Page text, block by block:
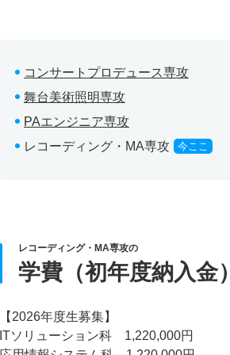
コンサートプロデュース専攻
舞台美術照明専攻
PAエンジニア専攻
レコーディング・MA専攻
今ここ
レコーディング・MA専攻の
学費（初年度納入金
【2026年度生募集】
ITソリューション科 1,220,000円